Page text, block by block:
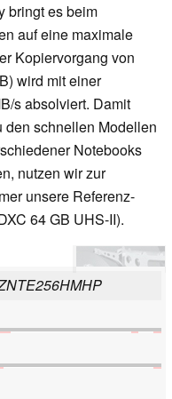
bringt es beim
auf eine maximale
Kopiervorgang von
wird mit einer
s absolviert. Damit
den schnellen Modellen
Notebooks
nutzen wir zur
unsere Referenz-
64 GB UHS-II).